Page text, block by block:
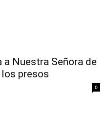
a Nuestra Señora de
presos
0